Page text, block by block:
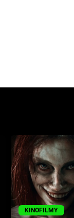
KINOFILMY